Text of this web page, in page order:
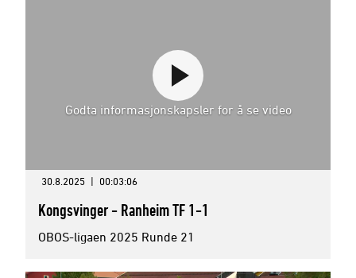
Godta informasjonskapsler for å se video
30.8.2025 | 00:03:06
Kongsvinger - Ranheim TF 1-1
OBOS-ligaen 2025 Runde 21